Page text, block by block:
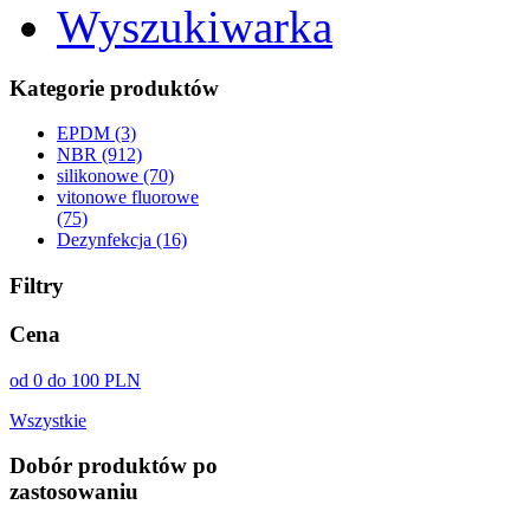
Wyszukiwarka
Kategorie produktów
EPDM (3)
NBR (912)
silikonowe (70)
vitonowe fluorowe
(75)
Dezynfekcja (16)
Filtry
Cena
od 0 do 100 PLN
Wszystkie
Dobór produktów po
zastosowaniu